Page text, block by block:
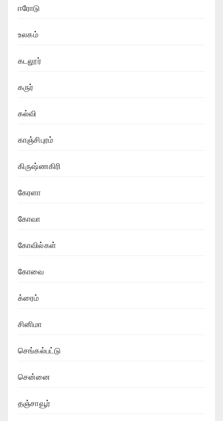
ஈரோடு
உலகம்
கடலூர்
கருர்
கல்வி
காஞ்சிபுரம்
கிருஷ்ணகிரி
கேரளா
கோவா
கோவில்கள்
கோவை
க்ரைம்
சினிமா
செங்கல்பட்டு
சென்னை
தஞ்சாவூர்